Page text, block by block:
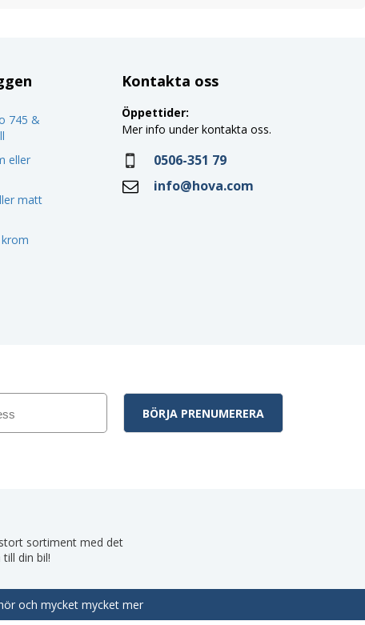
745 &
eller
matt
Kontakta oss
Öppettider:
Mer info under kontakta oss.
0506-351 79
info@hova.com
sortiment med det
din bil!
och mycket mycket mer